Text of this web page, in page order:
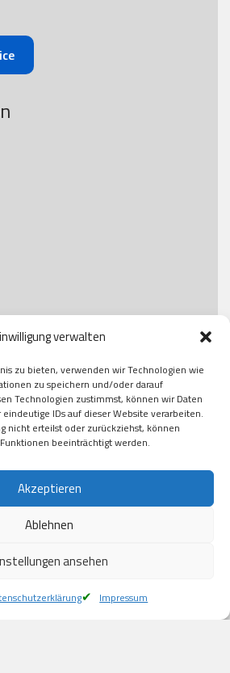
verwalten
zu bieten, verwenden wir Technologien wie
zu speichern und/oder darauf
Technologien zustimmst, können wir Daten
IDs auf dieser Website verarbeiten.
nicht erteilst oder zurückziehst, können
beeinträchtigt werden.
Akzeptieren
Ablehnen
ansehen
Impressum